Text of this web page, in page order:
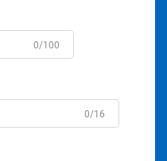
0/100
0/16